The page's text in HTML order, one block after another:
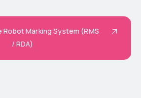
Robot Marking System (RMS
/ RDA)